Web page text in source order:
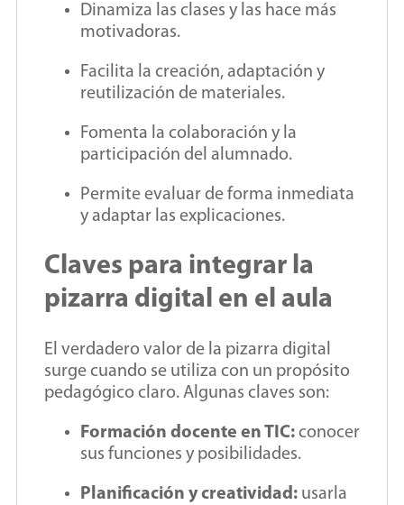
Dinamiza las clases y las hace más
motivadoras.
Facilita la creación, adaptación y
reutilización de materiales.
Fomenta la colaboración y la
participación del alumnado.
Permite evaluar de forma inmediata
y adaptar las explicaciones.
Claves para integrar la
pizarra digital en el aula
El verdadero valor de la pizarra digital
surge cuando se utiliza con un propósito
pedagógico claro. Algunas claves son:
Formación docente en TIC: conocer
sus funciones y posibilidades.
Planificación y creatividad: usarla